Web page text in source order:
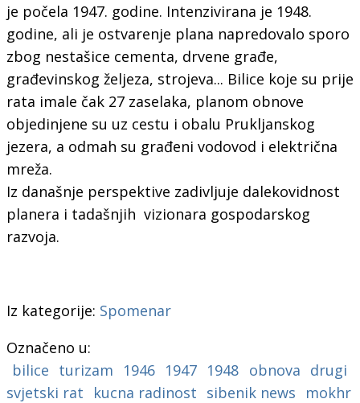
je počela 1947. godine. Intenzivirana je 1948.
godine, ali je ostvarenje plana napredovalo sporo
zbog nestašice cementa, drvene građe,
građevinskog željeza, strojeva... Bilice koje su prije
rata imale čak 27 zaselaka, planom obnove
objedinjene su uz cestu i obalu Prukljanskog
jezera, a odmah su građeni vodovod i električna
mreža.
Iz današnje perspektive zadivljuje dalekovidnost
planera i tadašnjih vizionara gospodarskog
razvoja.
Iz kategorije: Spomenar
Označeno u:
bilice turizam 1946 1947 1948 obnova drugi
svjetski rat
kucna radinost sibenik news
mokhr